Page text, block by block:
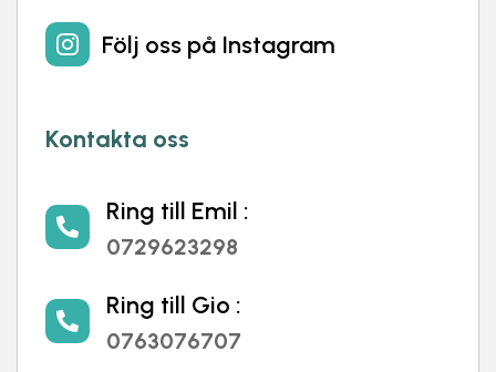
 Följ oss på Instagram
Kontakta oss

Ring till Emil :
0729623298

Ring till Gio :
0763076707